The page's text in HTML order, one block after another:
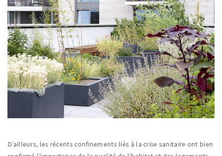
D’ailleurs, les récents confinements liés à la crise sanitaire ont bien